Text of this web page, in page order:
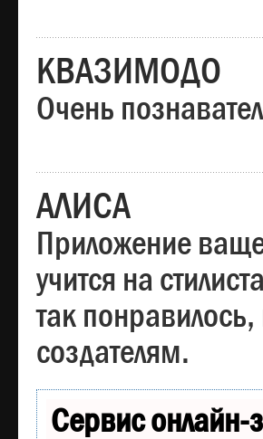
КВАЗИМОДО
Очень
АЛИСА
Приложение
учится на
так
создателям.
Сервис онлайн-